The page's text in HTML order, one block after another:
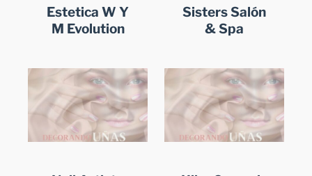
Estetica W Y
M Evolution
Sisters Salón
& Spa